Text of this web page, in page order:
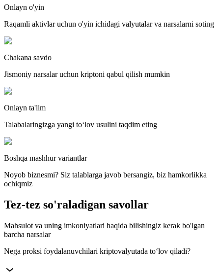
Onlayn o'yin
Raqamli aktivlar uchun o'yin ichidagi valyutalar va narsalarni soting
Chakana savdo
Jismoniy narsalar uchun kriptoni qabul qilish mumkin
Onlayn ta'lim
Talabalaringizga yangi toʻlov usulini taqdim eting
Boshqa mashhur variantlar
Noyob biznesmi? Siz talablarga javob bersangiz, biz hamkorlikka
ochiqmiz
Tez-tez so'raladigan savollar
Mahsulot va uning imkoniyatlari haqida bilishingiz kerak bo'lgan
barcha narsalar
Nega proksi foydalanuvchilari kriptovalyutada to‘lov qiladi?